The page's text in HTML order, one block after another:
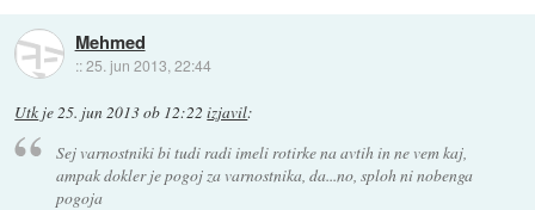
Mehmed
::25. jun 2013, 22:44
Utk je25. jun 2013 ob 12:22 izjavil:
Sej varnostniki bi tudi radi imeli rotirke na avtih in ne vem kaj,
ampak dokler je pogoj za varnostnika, da...no, sploh ni nobenga
pogoja